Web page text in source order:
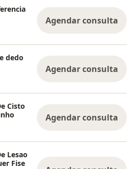
Agendar consulta
dedo
Agendar consulta
Cisto
Agendar consulta
Lesao
Fise